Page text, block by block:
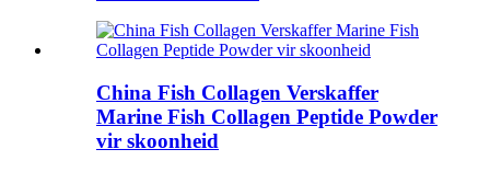
China Fish Collagen Verskaffer
Marine Fish Collagen Peptide Powder
vir skoonheid